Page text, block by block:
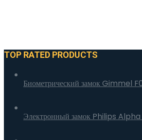
TOP RATED PRODUCTS
Биометрический замок Gimmel
Электронный замок Philips